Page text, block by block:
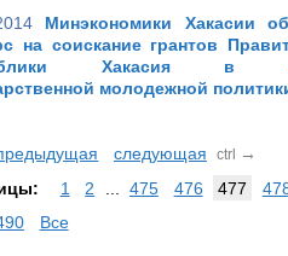
Минэкономики Хакасии
на соискание грантов
Хакасия в
молодежной
следующая ctrl →
1 2 475 476 477
Все